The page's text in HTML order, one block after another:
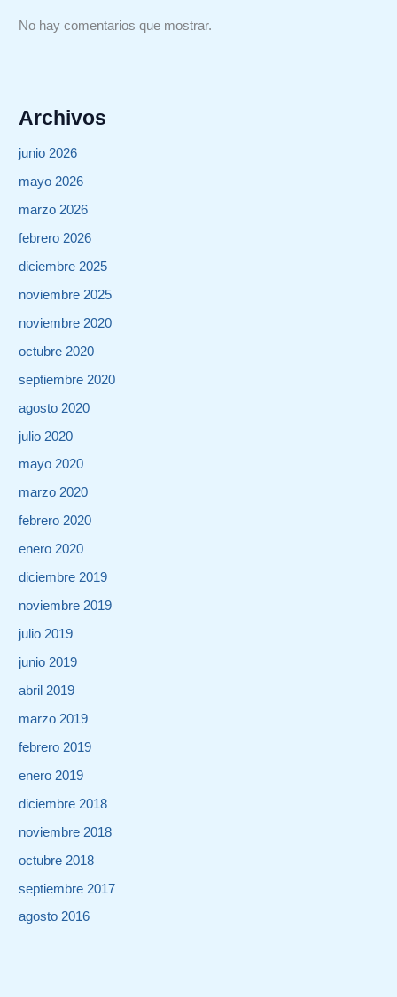
No hay comentarios que mostrar.
Archivos
junio 2026
mayo 2026
marzo 2026
febrero 2026
diciembre 2025
noviembre 2025
noviembre 2020
octubre 2020
septiembre 2020
agosto 2020
julio 2020
mayo 2020
marzo 2020
febrero 2020
enero 2020
diciembre 2019
noviembre 2019
julio 2019
junio 2019
abril 2019
marzo 2019
febrero 2019
enero 2019
diciembre 2018
noviembre 2018
octubre 2018
septiembre 2017
agosto 2016